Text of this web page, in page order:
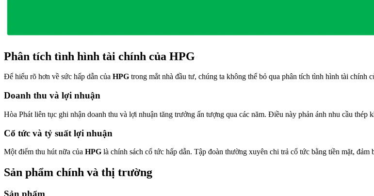
Phân tích tình hình tài chính của HPG
Để hiểu rõ hơn về sức hấp dẫn của HPG trong mắt nhà đầu tư, chúng ta không thể bỏ qua phân tích tình hình tài chính
Doanh thu và lợi nhuận
Hòa Phát liên tục ghi nhận doanh thu và lợi nhuận tăng trưởng ấn tượng qua các năm. Điều này phản ánh nhu cầu thép
Cổ tức và tỷ suất lợi nhuận
Một điểm thu hút nữa của HPG là chính sách cổ tức hấp dẫn. Tập đoàn thường xuyên chi trả cổ tức bằng tiền mặt, đảm
Sản phẩm chính và thị trường
Sản phẩm